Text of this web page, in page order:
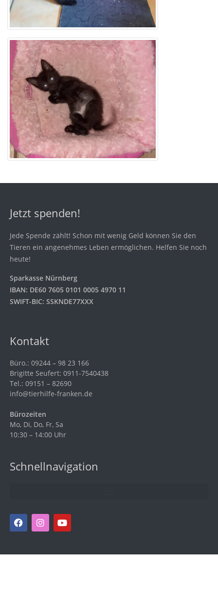
Jetzt spenden!
Jede Spende zählt! Schon mit wenig Geld können Sie den
Tieren ein angenehmes Leben ermöglichen. Helfen Sie noch
heute!
Sparkasse Nürnberg
IBAN: DE60 7605 0101 0005 4970 11
SWIFT-BIC: SSKNDE77XXX
Kontakt
Büro.: 09244 – 98 23 166
Brigitte Seufert: 0911-7540438
Tel.: 09151 – 82690
info@tierhilfe-franken.de
Bürozeiten
Mo, Di, Do, Fr, Sa
10:30 – 14:00 Uhr
Schnellnavigation